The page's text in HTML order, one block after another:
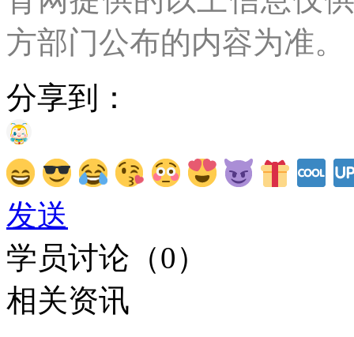
方部门公布的内容为准。
分享到：
发送
学员讨论（0）
相关资讯